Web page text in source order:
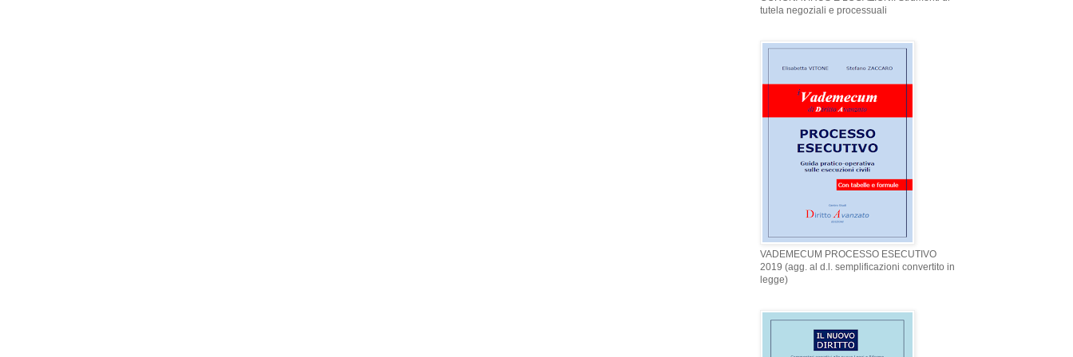
tutela negoziali e processuali
VADEMECUM PROCESSO ESECUTIVO
2019 (agg. al d.l. semplificazioni convertito in
legge)